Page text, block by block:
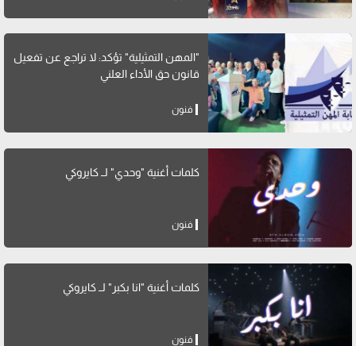
"المهن التمثيلية" تؤكد: لا تراجع عن تفعيل
قانون حق الأداء العلني
فنون
كلمات أغنية "وحدي" لــ كايروكي
فنون
كلمات أغنية "انا بكبر" لــ كايروكي
فنون